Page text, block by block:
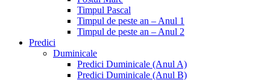
Timpul Pascal
Timpul de peste an – Anul 1
Timpul de peste an – Anul 2
Predici
Duminicale
Predici Duminicale (Anul A)
Predici Duminicale (Anul B)